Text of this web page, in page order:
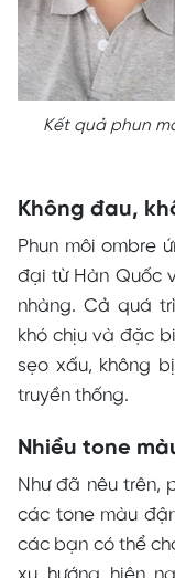
Kết quả phun
Không đau,
Phun môi ombre
đại từ Hàn Quốc
nhàng. Cả quá
khó chịu và đặc
sẹo xấu, không
truyền thống.
Nhiều tone
Như đã nêu trên,
các tone màu
các bạn có thể